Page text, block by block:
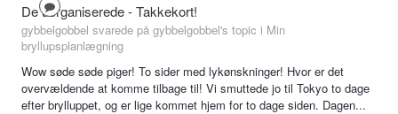
De uorganiserede - Takkekort!
gybbelgobbel svarede på gybbelgobbel's topic i Min
bryllupsplanlægning
Wow søde søde piger! To sider med lykønskninger! Hvor er det
overvældende at komme tilbage til! Vi smuttede jo til Tokyo to dage
efter brylluppet, og er lige kommet hjem for to dage siden. Dagen...